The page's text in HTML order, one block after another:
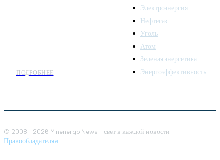
ПОДРОБНЕЕ
Электроэнергия
Нефтегаз
Уголь
Атом
Зеленая энергетика
Энергоэффективность
© 2008 - 2026 Minenergo News - свет в каждой новости |
Правообладателям